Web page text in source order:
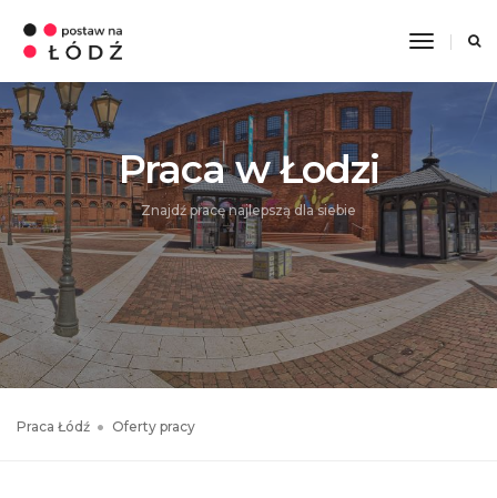
Toggle
Praca w Łodzi
Znajdź pracę najlepszą dla siebie
Praca Łódź Oferty pracy